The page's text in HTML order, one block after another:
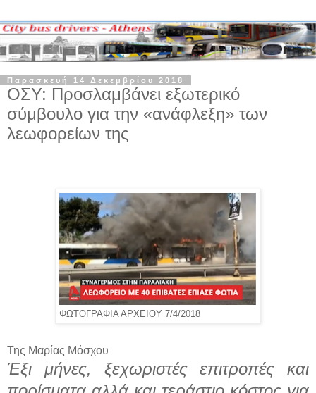
Παρασκευή 14 Δεκεμβρίου 2018
ΟΣΥ: Προσλαμβάνει εξωτερικό
σύμβουλο για την «ανάφλεξη» των
λεωφορείων της
ΦΩΤΟΓΡΑΦΙΑ ΑΡΧΕΙΟΥ 7/4/2018
Της Μαρίας Μόσχου
Έξι μήνες, ξεχωριστές επιτροπές και